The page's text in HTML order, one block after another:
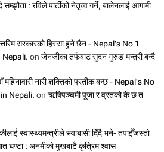
: रविले पार्टीको नेतृत्व गर्ने, बालेनलाई आगामी
सरकारको हिस्सा हुने छैन - Nepal's No 1
Nepali. on जेनजीका तर्फबाट सुदन गुरुङ मन्त्री बन्दै
नारी शक्तिको प्रतीक बन्छ - Nepal's No
Nepali. on ऋषिपञ्चमी पूजा र व्रतको के छ त
स्वास्थ्यमन्त्रीले स्याबासी दिँदै भने- तपाईँजस्तो
घण्टा : अनमीको मुखबाटै कृत्रिम श्वास